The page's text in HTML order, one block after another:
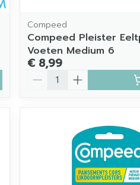
Compeed
Compeed Pleister
Voeten Medium 6
€ 8,99
Aantal